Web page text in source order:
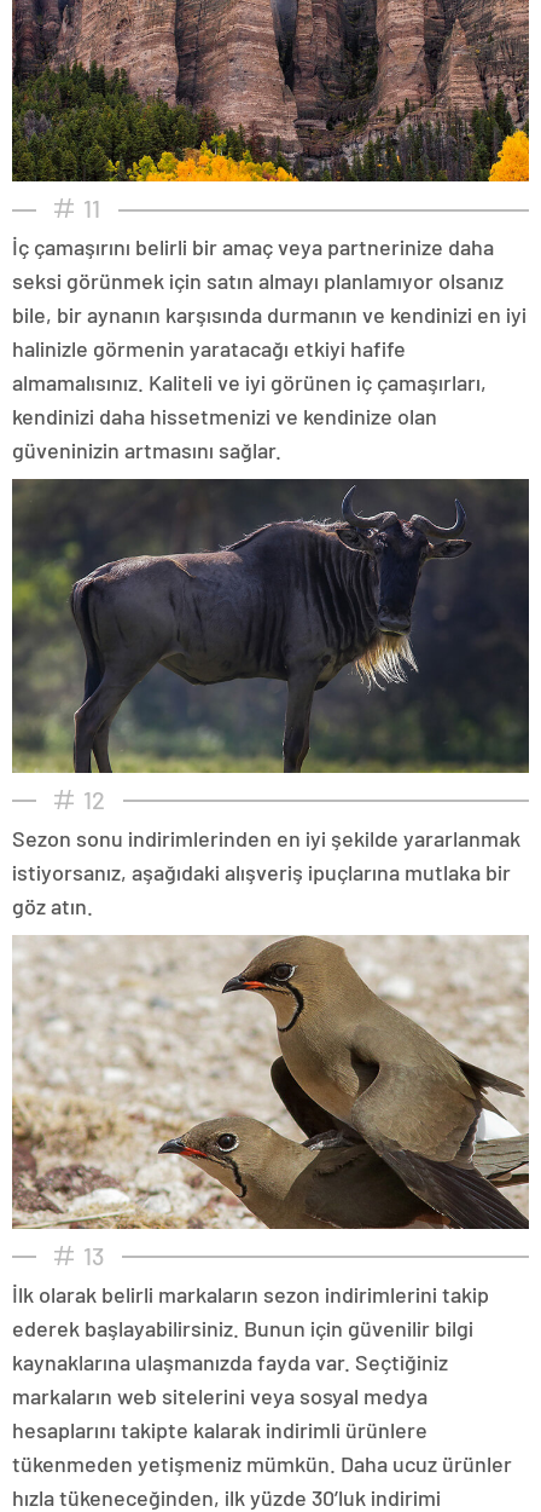
11
İç çamaşırını belirli bir amaç veya partnerinize daha
seksi görünmek için satın almayı planlamıyor olsanız
bile, bir aynanın karşısında durmanın ve kendinizi en iyi
halinizle görmenin yaratacağı etkiyi hafife
almamalısınız. Kaliteli ve iyi görünen iç çamaşırları,
kendinizi daha hissetmenizi ve kendinize olan
güveninizin artmasını sağlar.
12
Sezon sonu indirimlerinden en iyi şekilde yararlanmak
istiyorsanız, aşağıdaki alışveriş ipuçlarına mutlaka bir
göz atın.
13
İlk olarak belirli markaların sezon indirimlerini takip
ederek başlayabilirsiniz. Bunun için güvenilir bilgi
kaynaklarına ulaşmanızda fayda var. Seçtiğiniz
markaların web sitelerini veya sosyal medya
hesaplarını takipte kalarak indirimli ürünlere
tükenmeden yetişmeniz mümkün. Daha ucuz ürünler
hızla tükeneceğinden, ilk yüzde 30’luk indirimi